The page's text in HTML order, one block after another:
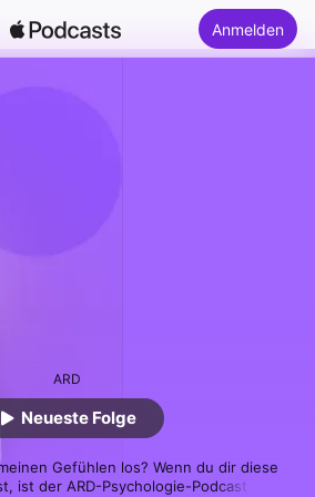
Anmelden
ARD
Gefühlen los? Wenn du dir diese
ist der ARD-Psychologie-Podcast "Die
Neueste Folge